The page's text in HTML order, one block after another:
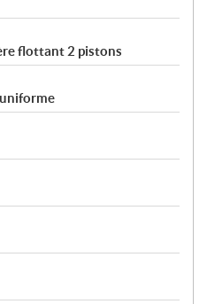
flottant 2 pistons